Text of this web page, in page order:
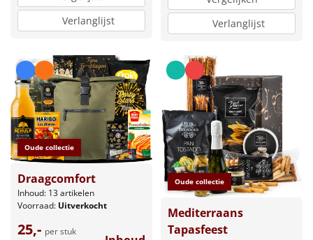
Verlanglijst
Verlanglijst
Oude collectie
Draagcomfort
Inhoud: 13 artikelen
Voorraad: Uitverkocht
25,- per stuk
Oude collectie
Mediterraans
Tapasfeest